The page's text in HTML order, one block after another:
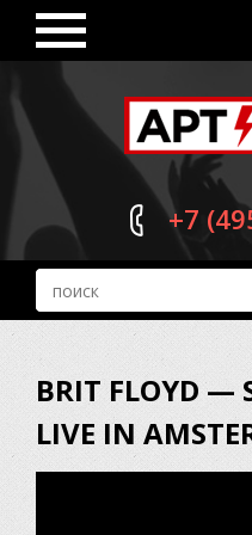
+7
BRIT FLOYD —
LIVE IN